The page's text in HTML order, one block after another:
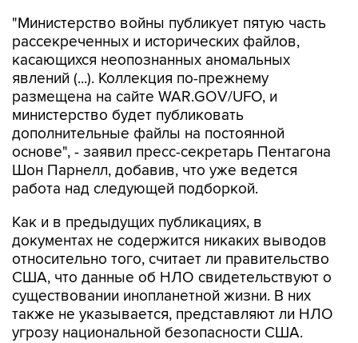
"Министерство войны публикует пятую часть
рассекреченных и исторических файлов,
касающихся неопознанных аномальных
явлений (...). Коллекция по-прежнему
размещена на сайте WAR.GOV/UFO, и
министерство будет публиковать
дополнительные файлы на постоянной
основе", - заявил пресс-секретарь Пентагона
Шон Парнелл, добавив, что уже ведется
работа над следующей подборкой.
Как и в предыдущих публикациях, в
документах не содержится никаких выводов
относительно того, считает ли правительство
США, что данные об НЛО свидетельствуют о
существовании инопланетной жизни. В них
также не указывается, представляют ли НЛО
угрозу национальной безопасности США.